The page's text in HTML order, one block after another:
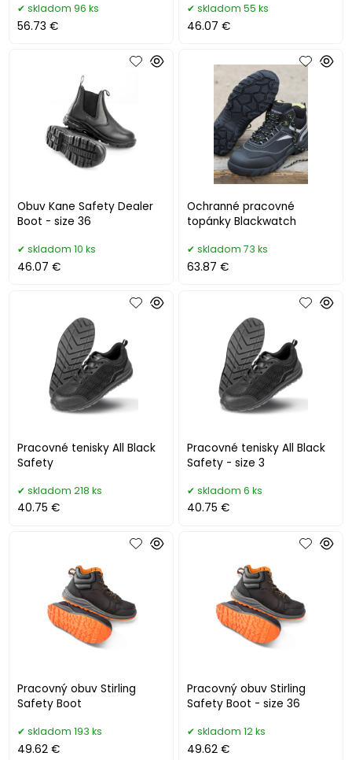
skladom 96 ks
56.73 €
skladom 55 ks
46.07 €
Obuv Kane Safety Dealer
Boot - size 36
skladom 10 ks
46.07 €
Ochranné pracovné
topánky Blackwatch
skladom 73 ks
63.87 €
Pracovné tenisky All Black
Safety
skladom 218 ks
40.75 €
Pracovné tenisky All Black
Safety - size 3
skladom 6 ks
40.75 €
Pracovný obuv Stirling
Safety Boot
skladom 193 ks
49.62 €
Pracovný obuv Stirling
Safety Boot - size 36
skladom 12 ks
49.62 €